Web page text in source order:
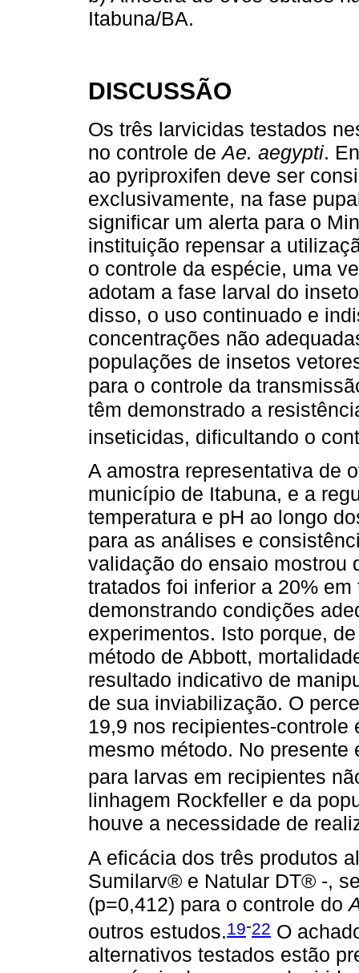
Itabuna/BA.
DISCUSSÃO
Os três larvicidas testados
no controle deAe. aegypti.
ao pyriproxifen deve ser
exclusivamente, na fase
significar um alerta para o
instituição repensar a
o controle da espécie, uma
adotam a fase larval do
disso, o uso continuado e
concentrações não
populações de insetos
para o controle da
têm demonstrado a
inseticidas, dificultando o
A amostra representativa de
município de Itabuna, e a
temperatura e pH ao longo
para as análises e
validação do ensaio mostrou
tratados foi inferior a 20%
demonstrando condições
experimentos. Isto porque,
método de Abbott,
resultado indicativo de
de sua inviabilização. O
19,9 nos recipientes-
mesmo método. No
para larvas em recipientes
linhagem Rockfeller e da
houve a necessidade de
A eficácia dos três produtos
Sumilarv® e Natular DT® -,
(p=0,412) para o controle do
outros estudos.19-22 O
alternativos testados estão